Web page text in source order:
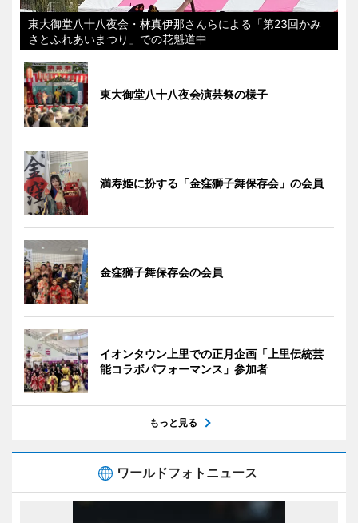
東大御堂八十八夜会・林真伊那さんらによる「第23回かみ
さとふれあいまつり」での花魁道中
東大御堂八十八夜会演芸祭の様子
満寿姫に扮する「金窪獅子舞保存会」の会員
金窪獅子舞保存会の会員
イオンタウン上里での正月企画「上里伝統芸
能コラボパフォーマンス」参加者
もっと見る
ワールドフォトニュース